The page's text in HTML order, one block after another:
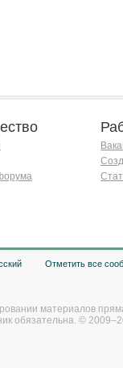
Отметить все
материалов
обязательна. ©